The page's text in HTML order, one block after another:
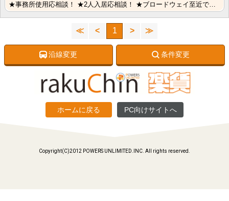
★事務所使用応相談！ ★2人入居応相談！ ★ブロードウェイ至近で買い物便利！
≪ < 1 > ≫
沿線変更 条件変更
ホームに戻る PC向けサイトへ
Copyright(C)2012 POWERS UNLIMITED.INC. All rights reserved.